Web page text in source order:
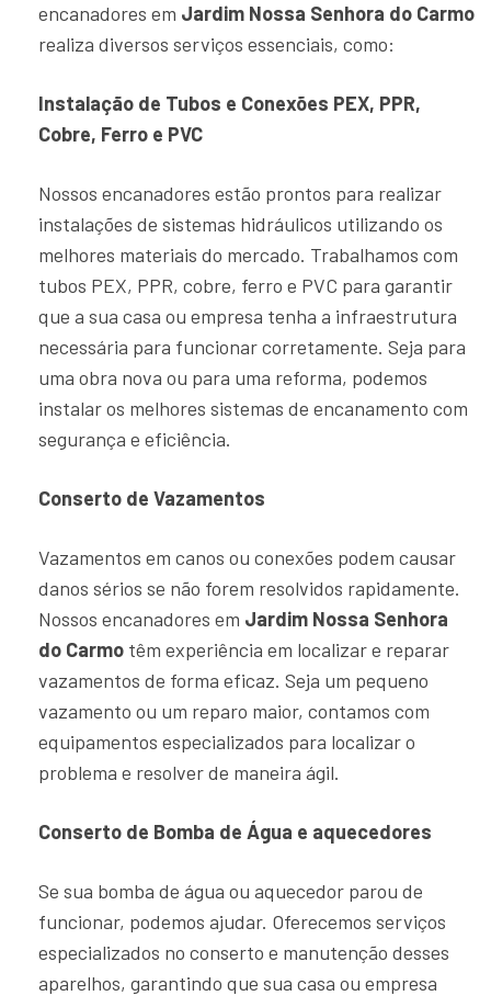
encanadores em Jardim Nossa Senhora do Carmo
realiza diversos serviços essenciais, como:
Instalação de Tubos e Conexões PEX, PPR,
Cobre, Ferro e PVC
Nossos encanadores estão prontos para realizar
instalações de sistemas hidráulicos utilizando os
melhores materiais do mercado. Trabalhamos com
tubos PEX, PPR, cobre, ferro e PVC para garantir
que a sua casa ou empresa tenha a infraestrutura
necessária para funcionar corretamente. Seja para
uma obra nova ou para uma reforma, podemos
instalar os melhores sistemas de encanamento com
segurança e eficiência.
Conserto de Vazamentos
Vazamentos em canos ou conexões podem causar
danos sérios se não forem resolvidos rapidamente.
Nossos encanadores em Jardim Nossa Senhora
do Carmo têm experiência em localizar e reparar
vazamentos de forma eficaz. Seja um pequeno
vazamento ou um reparo maior, contamos com
equipamentos especializados para localizar o
problema e resolver de maneira ágil.
Conserto de Bomba de Água e aquecedores
Se sua bomba de água ou aquecedor parou de
funcionar, podemos ajudar. Oferecemos serviços
especializados no conserto e manutenção desses
aparelhos, garantindo que sua casa ou empresa